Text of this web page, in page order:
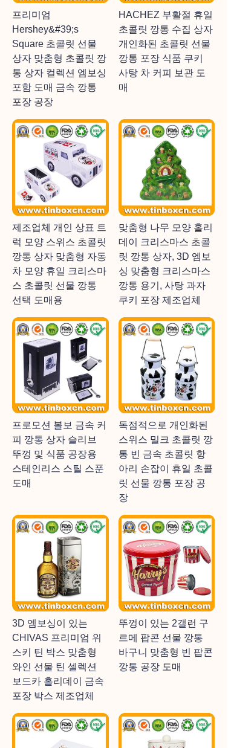
프리미엄
Hershey&#39;s
Square 초콜릿 선물
상자 맞춤형 초콜릿 깡
통 상자 컬렉션 엠보싱
포함 도매 금속 깡통
포장 공장
HACHEZ 부활절 휴일
초콜릿 깡통 수집 상자
개인화된 초콜릿 선물
깡통 포장 식품 쿠키
사탕 차 커피 보관 도
매
제조업체 개인 상표 트
럭 모양 스위스 초콜릿
깡통 상자 맞춤형 자동
차 모양 휴일 크리스마
스 초콜릿 선물 깡통
선택 도매용
맞춤형 나무 모양 홀리
데이 크리스마스 초콜
릿 깡통 상자, 3D 엠보
싱 맞춤형 크리스마스
깡통 용기, 사탕 과자
쿠키 포장 제조업체
프로모션 볼보 금속 커
피 깡통 상자 슬리브
뚜껑 및 식품 공장용
스테인리스 스틸 스푼
도매
독점적으로 개인화된
스위스 밀크 초콜릿 깡
통 빈 금속 초콜릿 항
아리 손잡이 휴일 초콜
릿 선물 깡통 포장 공
장
3D 엠보싱이 있는
CHIVAS 프리미엄 위
스키 틴 박스 맞춤형
와인 선물 틴 셀렉션
보드카 홀리데이 금속
포장 박스 제조업체
뚜껑이 있는 2갤런 구
르메 팝콘 선물 깡통
바구니 맞춤형 빈 팝콘
깡통 공장 도매